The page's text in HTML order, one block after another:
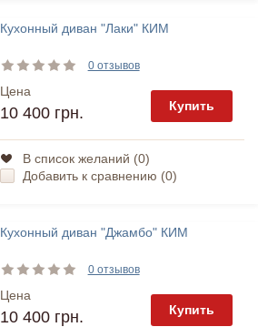
Кухонный диван "Лаки" КИМ
0 отзывов
Цена
10 400 грн. Купить
В список желаний (0)
Добавить к сравнению (0)
Кухонный диван "Джамбо" КИМ
0 отзывов
Цена
10 400 грн. Купить